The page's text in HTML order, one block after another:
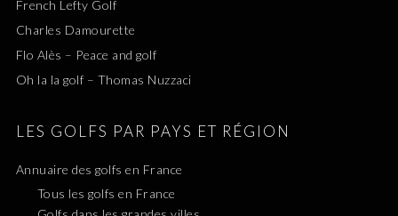
French Lefty Golf
Charles Damourette
Flo Alès – Peace and golf
Oh la la golf – Thomas Nuzzaci
LES GOLFS PAR PAYS ET RÉGION
Annuaire des golfs en France
Tous les golfs en France